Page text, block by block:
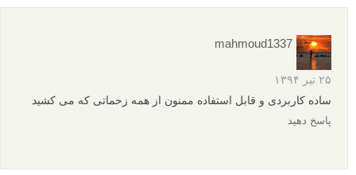
mahmoud1337
۲۵ تیر ۱۳۹۴
ساده کاربردی و قابل استفاده ممنون از همه زحماتی که می کشید
پاسخ دهید